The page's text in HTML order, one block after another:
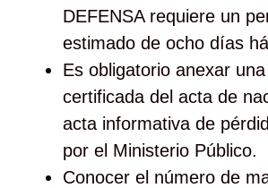
DEFENSA requiere un
estimado de ocho días
Es obligatorio anexar
certificada del acta de
acta informativa de
por el Ministerio Público.
Conocer el número de